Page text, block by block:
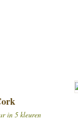
in 5 kleuren